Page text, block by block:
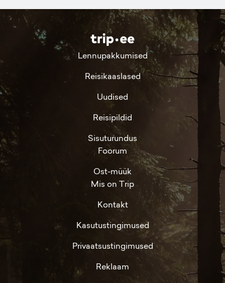
Lennupakkumised
Reisikaaslased
Uudised
Reisipildid
Sisuturundus
Foorum
Ost-müük
Mis on Trip
Kontakt
Kasutustingimused
Privaatsustingimused
Reklaam